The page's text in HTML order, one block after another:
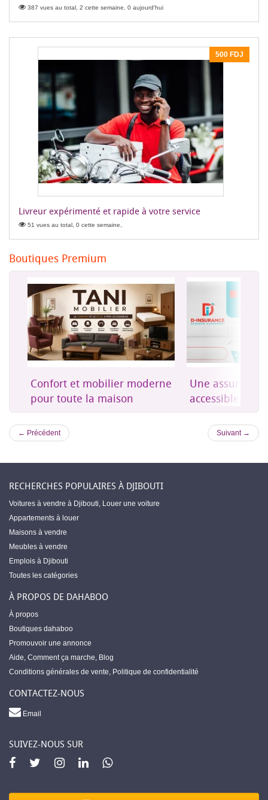
387 vues au total, 2 cette semaine, 0 aujourd'hui
500 FDJ
Livreur expérimenté et rapide à votre service
51 vues au total, 0 cette semaine,
Boutiques Premium
Confort et mobilier moderne
pour toute la maison
Une
accessible à
← Précédent Suivant →
RECHERCHES POPULAIRES À DJIBOUTI
Voitures à vendre à Djibouti, Louer une voiture
Appartements à louer
Maisons à vendre
Meubles à vendre
Emplois à Djibouti
Toutes les catégories
À PROPOS DE DAHABOO
À propos
Boutiques dahaboo
Promouvoir une annonce
Aide, Comment ça marche, Blog
Conditions générales de vente, Politique de confidentialité
CONTACTEZ-NOUS
Email
SUIVEZ-NOUS SUR